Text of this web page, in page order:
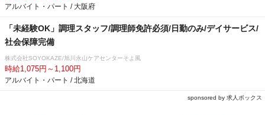
アルバイト・パート / 大阪府
「未経験OK」調理スタッフ/調理師免許必須/日勤のみ/デイサービス/
社会保障完備
株式会社SOYOKAZE/旭川永山ケアセンターそよ風
時給1,075円～1,100円
アルバイト・パート / 北海道
sponsored by 求人ボックス